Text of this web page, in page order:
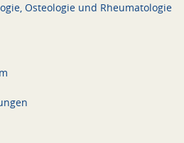
Osteologie und Rheumatologie